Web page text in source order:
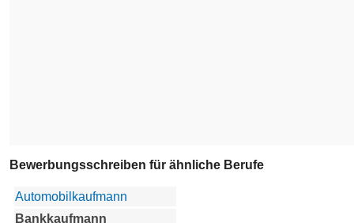
Bewerbungsschreiben für ähnliche Berufe
Automobilkaufmann
Bankkaufmann